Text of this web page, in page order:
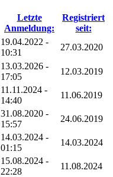
Letzte
Anmeldung:
Registriert
seit:
19.04.2022 -
10:31
27.03.2020
13.03.2026 -
17:05
12.03.2019
11.11.2024 -
14:40
11.06.2019
31.08.2020 -
15:57
24.06.2019
14.03.2024 -
01:15
14.03.2024
15.08.2024 -
22:28
11.08.2024